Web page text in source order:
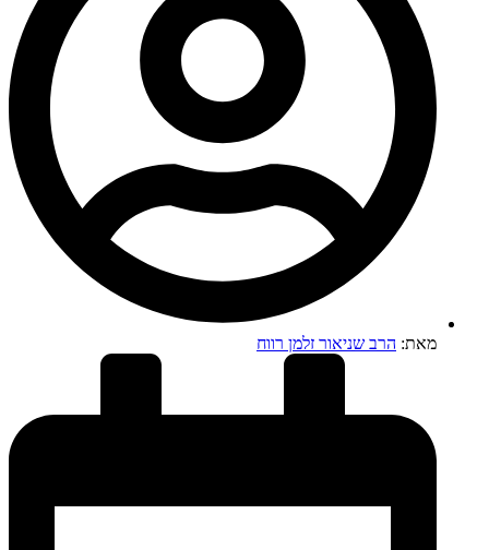
מאת: הרב שניאור זלמן רווח